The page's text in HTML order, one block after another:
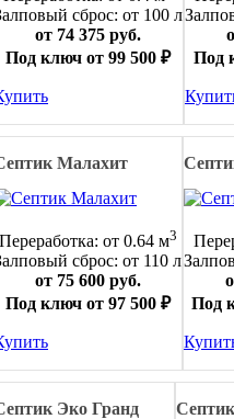
сброс: от 100 л
от 74 375 руб.
Под ключ от 99 500 ₽
Под
Малахит
от 0.64 м3
сброс: от 110 л
от 75 600 руб.
Под ключ от 97 500 ₽
Под
Эко Гранд